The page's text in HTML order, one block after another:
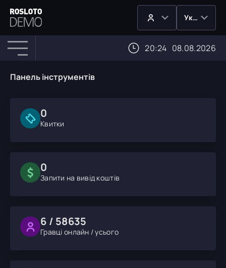
Українська
20:24 08.08.2026
Панель інструментів
0
Квитки
0
Запити на вивід коштів
6 / 58635
Гравці онлайн / усього